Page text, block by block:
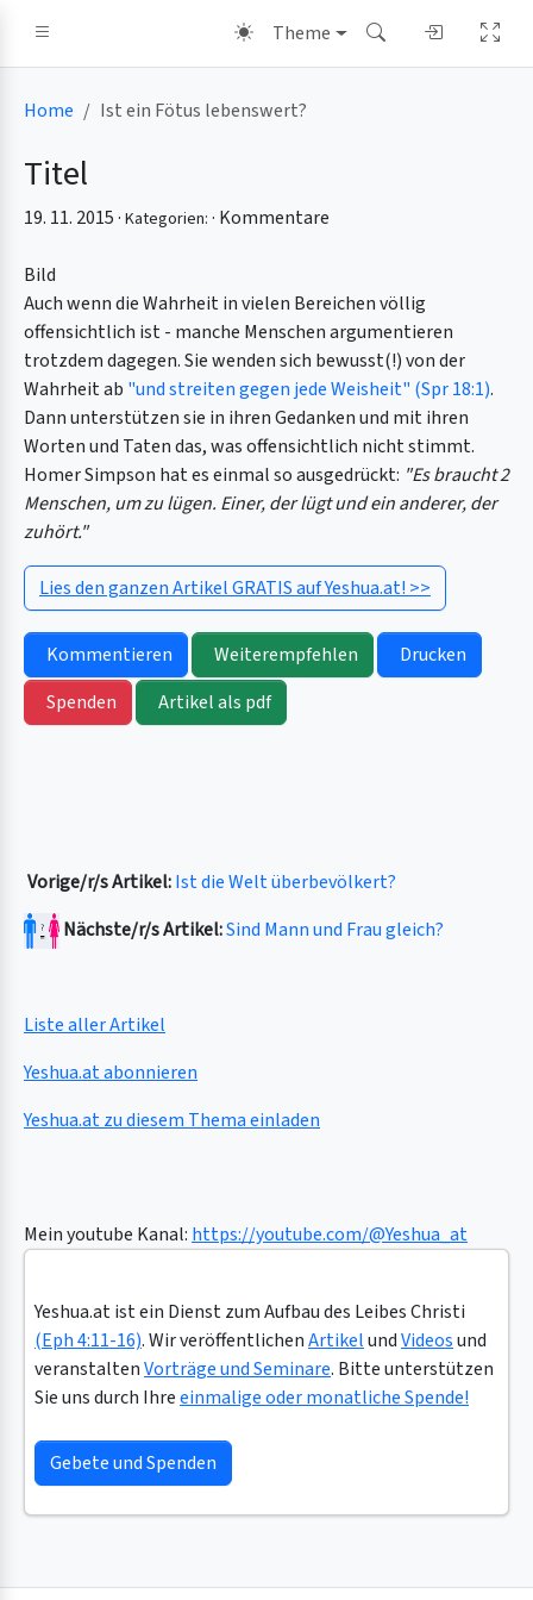
Theme
Home Ist ein Fötus lebenswert?
Titel
19. 11. 2015 · Kategorien: · Kommentare
Bild
Auch wenn die Wahrheit in vielen Bereichen völlig
offensichtlich ist - manche Menschen argumentieren
trotzdem dagegen. Sie wenden sich bewusst(!) von der
Wahrheit ab "und streiten gegen jede Weisheit" (Spr 18:1).
Dann unterstützen sie in ihren Gedanken und mit ihren
Worten und Taten das, was offensichtlich nicht stimmt.
Homer Simpson hat es einmal so ausgedrückt: "Es braucht 2
Menschen, um zu lügen. Einer, der lügt und ein anderer, der
zuhört."
Lies den ganzen Artikel GRATIS auf Yeshua.at! >>
Kommentieren Weiterempfehlen
Drucken
Spenden
Artikel als pdf
Vorige/r/s Artikel:Ist die Welt überbevölkert?
Nächste/r/s Artikel:Sind Mann und Frau gleich?
Liste aller Artikel
Yeshua.at abonnieren
Yeshua.at zu diesem Thema einladen
Mein youtube Kanal: https://youtube.com/@Yeshua_at
Yeshua.at ist ein Dienst zum Aufbau des Leibes Christi
(Eph 4:11-16). Wir veröffentlichenArtikelundVideosund
veranstaltenVorträge und Seminare. Bitte unterstützen
Sie uns durch Ihreeinmalige oder monatliche Spende!
Gebete und Spenden